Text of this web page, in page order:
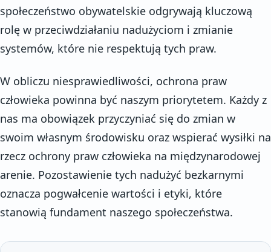
społeczeństwo obywatelskie odgrywają kluczową
rolę w przeciwdziałaniu nadużyciom i zmianie
systemów, które nie respektują tych praw.
W obliczu niesprawiedliwości, ochrona praw
człowieka powinna być naszym priorytetem. Każdy z
nas ma obowiązek przyczyniać się do zmian w
swoim własnym środowisku oraz wspierać wysiłki na
rzecz ochrony praw człowieka na międzynarodowej
arenie. Pozostawienie tych nadużyć bezkarnymi
oznacza pogwałcenie wartości i etyki, które
stanowią fundament naszego społeczeństwa.